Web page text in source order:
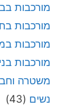
מורכבות
מורכבות
מורכבות
מורכבות
משטרה
נשים (43)